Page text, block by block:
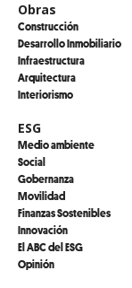
Obras
Construcción
Desarrollo Inmobiliario
Infraestructura
Arquitectura
Interiorismo
ESG
Medio ambiente
Social
Gobernanza
Movilidad
Finanzas Sostenibles
Innovación
El ABC del ESG
Opinión